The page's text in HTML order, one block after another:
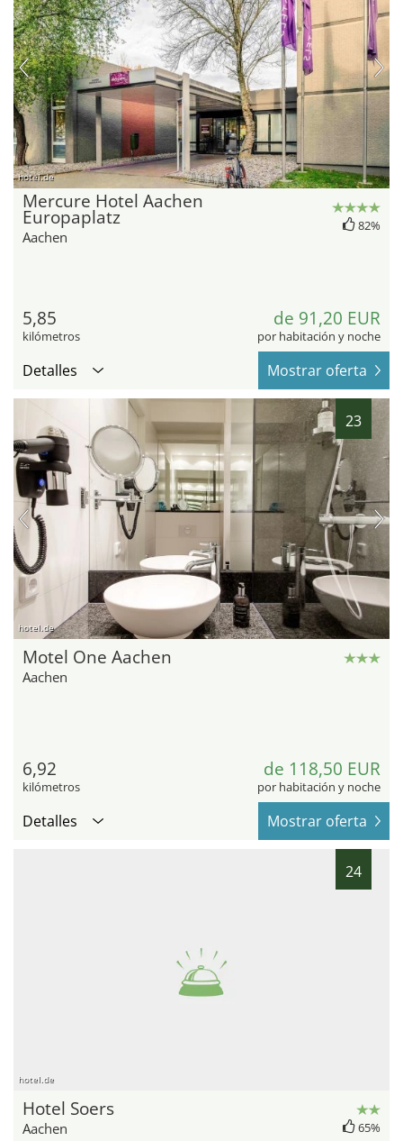
hotel.de
Mercure Hotel Aachen
Europaplatz
Aachen
82%
5,85
kilómetros
de 91,20 EUR
por habitación y noche
Detalles Mostrar oferta
23
hotel.de
Motel One Aachen
Aachen
6,92
kilómetros
de 118,50 EUR
por habitación y noche
Detalles Mostrar oferta
24
hotel.de
Hotel Soers
Aachen 65%